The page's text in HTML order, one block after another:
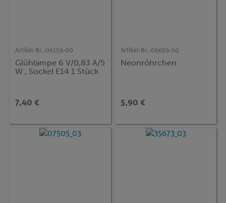
Artikel-Nr.:06159-00
Glühlampe 6 V/0,83 A/5
W , Sockel E14 1 Stück
7,40 €
Artikel-Nr.:06656-00
Neonröhrchen
5,90 €